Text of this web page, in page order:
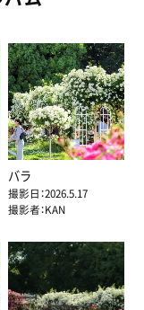
バラ
撮影日：2026.5.17
撮影者：KAN